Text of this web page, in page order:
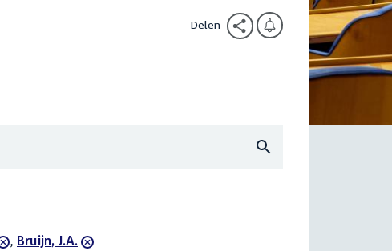
Delen
, verwijder
Bruijn, J.A.